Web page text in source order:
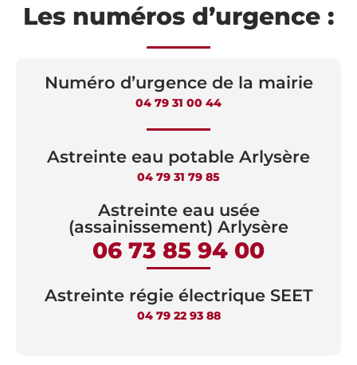
Les numéros d’urgence :
Numéro d’urgence de la mairie
04 79 31 00 44
Astreinte eau potable Arlysère
04 79 31 79 85
Astreinte eau usée
(assainissement) Arlysère
06 73 85 94 00
Astreinte régie électrique SEET
04 79 22 93 88